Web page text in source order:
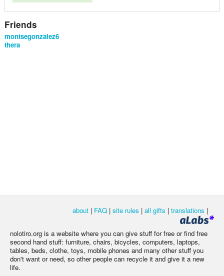
Friends
montsegonzalez6
thera
about | FAQ | site rules | all gifts | translations |
nolotiro.org is a website where you can give stuff for free or find free
second hand stuff: furniture, chairs, bicycles, computers, laptops,
tables, beds, clothe, toys, mobile phones and many other stuff you
don't want or need, so other people can recycle it and give it a new
life.